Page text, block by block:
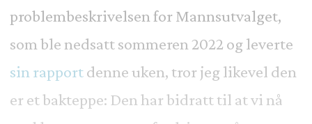
problembeskrivelsen for Mannsutvalget,
som ble nedsatt sommeren 2022 og leverte
sin rapportdenne uken, tror jeg likevel den
er et bakteppe: Den har bidratt til at vi nå